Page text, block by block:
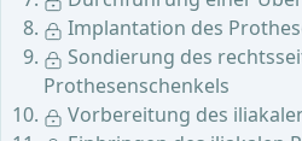
Implantation des
Sondierung des
Prothesenschenkels
Vorbereitung des